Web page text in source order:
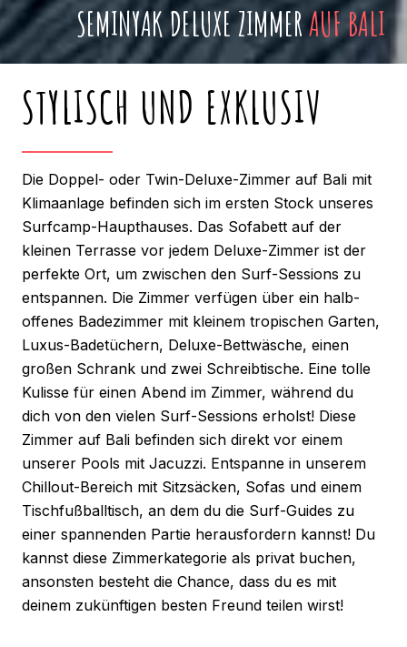
SEMINYAK DELUXE ZIMMERAUF BALI
STYLISCH UND EXKLUSIV
Die Doppel- oder Twin-Deluxe-Zimmer auf Bali mit
Klimaanlage befinden sich im ersten Stock unseres
Surfcamp-Haupthauses. Das Sofabett auf der
kleinen Terrasse vor jedem Deluxe-Zimmer ist der
perfekte Ort, um zwischen den Surf-Sessions zu
entspannen. Die Zimmer verfügen über ein halb-
offenes Badezimmer mit kleinem tropischen Garten,
Luxus-Badetüchern, Deluxe-Bettwäsche, einen
großen Schrank und zwei Schreibtische. Eine tolle
Kulisse für einen Abend im Zimmer, während du
dich von den vielen Surf-Sessions erholst! Diese
Zimmer auf Bali befinden sich direkt vor einem
unserer Pools mit Jacuzzi. Entspanne in unserem
Chillout-Bereich mit Sitzsäcken, Sofas und einem
Tischfußballtisch, an dem du die Surf-Guides zu
einer spannenden Partie herausfordern kannst! Du
kannst diese Zimmerkategorie als privat buchen,
ansonsten besteht die Chance, dass du es mit
deinem zukünftigen besten Freund teilen wirst!